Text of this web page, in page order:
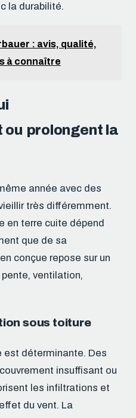
la durabilité.
: avis, qualité,
à connaître
prolongent la
année avec des
très différemment.
en terre cuite dépend
que de sa
conçue repose sur un
pente, ventilation,
sous toiture
est déterminante. Des
insuffisant ou
les infiltrations et
du vent. La